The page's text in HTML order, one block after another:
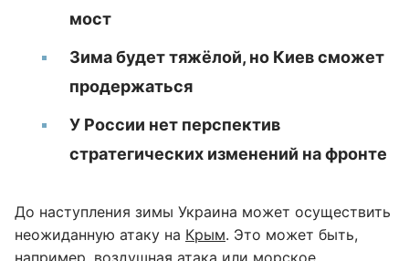
мост
Зима будет тяжёлой, но Киев сможет
продержаться
У России нет перспектив
стратегических изменений на фронте
До наступления зимы Украина может осуществить
неожиданную атаку на Крым. Это может быть,
например, воздушная атака или морское